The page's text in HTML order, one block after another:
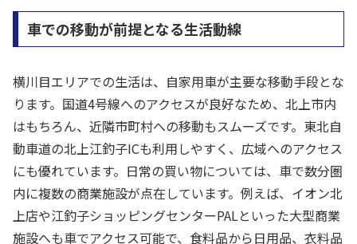
車での移動が前提となる生活動線
横川目エリアでの生活は、自家用車が主要な移動手段とな
ります。国道4号線へのアクセスが良好なため、北上市内
はもちろん、近隣市町村への移動もスムーズです。東北自
動車道の北上江釣子ICも利用しやすく、広域へのアクセス
にも優れています。日常の買い物については、車で数分圏
内に複数の商業施設が点在しています。例えば、イオン北
上店や江釣子ショッピングセンターPALといった大型商業
施設へも車でアクセス可能で、食料品から日用品、衣料品